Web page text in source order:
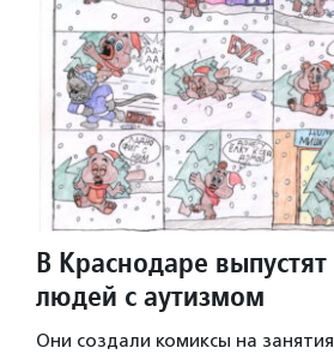
В Краснодаре
людей с аутизмом
Они создали комиксы на